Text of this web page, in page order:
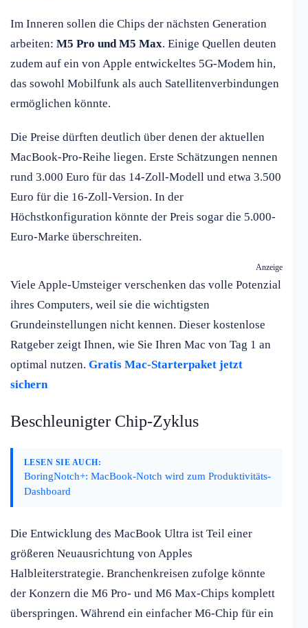
Im Inneren sollen die Chips der nächsten Generation
arbeiten: M5 Pro und M5 Max. Einige Quellen deuten
zudem auf ein von Apple entwickeltes 5G-Modem hin,
das sowohl Mobilfunk als auch Satellitenverbindungen
ermöglichen könnte.
Die Preise dürften deutlich über denen der aktuellen
MacBook-Pro-Reihe liegen. Erste Schätzungen nennen
rund 3.000 Euro für das 14-Zoll-Modell und etwa 3.500
Euro für die 16-Zoll-Version. In der
Höchstkonfiguration könnte der Preis sogar die 5.000-
Euro-Marke überschreiten.
Anzeige
Viele Apple-Umsteiger verschenken das volle Potenzial
ihres Computers, weil sie die wichtigsten
Grundeinstellungen nicht kennen. Dieser kostenlose
Ratgeber zeigt Ihnen, wie Sie Ihren Mac von Tag 1 an
optimal nutzen. Gratis Mac-Starterpaket jetzt
sichern
Beschleunigter Chip-Zyklus
LESEN SIE AUCH:
BoringNotch+: MacBook-Notch wird zum Produktivitäts-
Dashboard
Die Entwicklung des MacBook Ultra ist Teil einer
größeren Neuausrichtung von Apples
Halbleiterstrategie. Branchenkreisen zufolge könnte
der Konzern die M6 Pro- und M6 Max-Chips komplett
überspringen. Während ein einfacher M6-Chip für ein